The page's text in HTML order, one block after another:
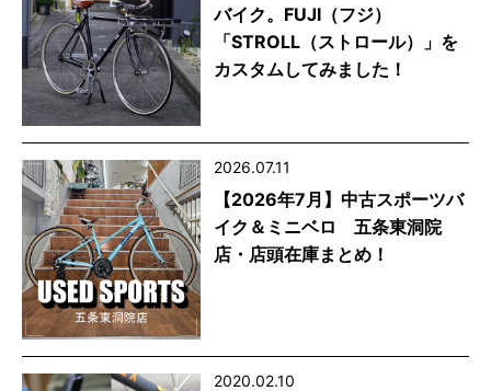
バイク。FUJI（フジ）
「STROLL（ストロール）」を
カスタムしてみました！
2026.07.11
【2026年7月】中古スポーツバ
イク＆ミニベロ 五条東洞院
店・店頭在庫まとめ！
2020.02.10